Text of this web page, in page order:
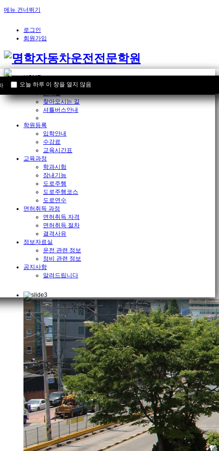
메뉴 건너뛰기
로그인
회원가입
HOME
학원안내
인사말
찾아오시는 길
셔틀버스안내
학원등록
입학안내
수강료
교육시간표
교육과정
학과시험
장내기능
도로주행
도로주행코스
도로연수
면허취득 과정
면허취득 자격
면허취득 절차
결격사유
정보자료실
운전 관련 정보
정비 관련 정보
공지사항
알려드립니다
루 이 창을 열지 않음
오늘 하루 이 창을 열지 않음